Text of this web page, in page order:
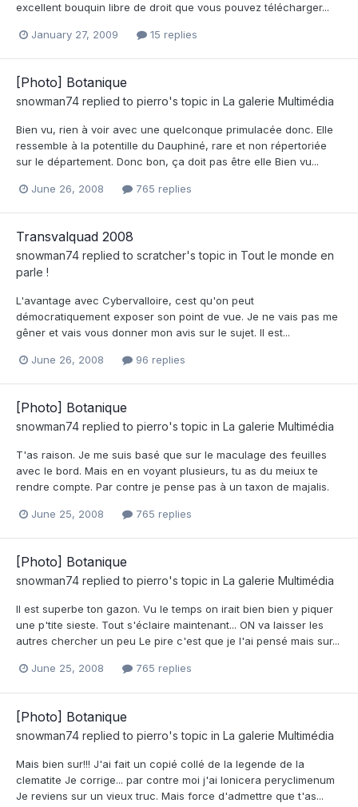
excellent bouquin libre de droit que vous pouvez télécharger...
January 27, 2009 15 replies
[Photo] Botanique
snowman74 replied to pierro's topic in La galerie Multimédia
Bien vu, rien à voir avec une quelconque primulacée donc. Elle
ressemble à la potentille du Dauphiné, rare et non répertoriée
sur le département. Donc bon, ça doit pas être elle Bien vu...
June 26, 2008 765 replies
Transvalquad 2008
snowman74 replied to scratcher's topic in Tout le monde en
parle !
L'avantage avec Cybervalloire, cest qu'on peut
démocratiquement exposer son point de vue. Je ne vais pas me
gêner et vais vous donner mon avis sur le sujet. Il est...
June 26, 2008 96 replies
[Photo] Botanique
snowman74 replied to pierro's topic in La galerie Multimédia
T'as raison. Je me suis basé que sur le maculage des feuilles
avec le bord. Mais en en voyant plusieurs, tu as du meiux te
rendre compte. Par contre je pense pas à un taxon de majalis.
June 25, 2008 765 replies
[Photo] Botanique
snowman74 replied to pierro's topic in La galerie Multimédia
Il est superbe ton gazon. Vu le temps on irait bien bien y piquer
une p'tite sieste. Tout s'éclaire maintenant... ON va laisser les
autres chercher un peu Le pire c'est que je l'ai pensé mais sur...
June 25, 2008 765 replies
[Photo] Botanique
snowman74 replied to pierro's topic in La galerie Multimédia
Mais bien sur!!! J'ai fait un copié collé de la legende de la
clematite Je corrige... par contre moi j'ai lonicera peryclimenum
Je reviens sur un vieux truc. Mais force d'admettre que t'as...